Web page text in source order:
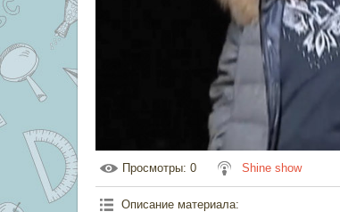
Просмотры: 0 Shine show
Описание материала: